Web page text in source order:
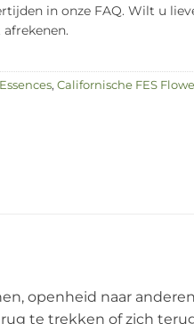
in onze FAQ. Wilt u
, Californische FES
openheid naar
te trekken of zich